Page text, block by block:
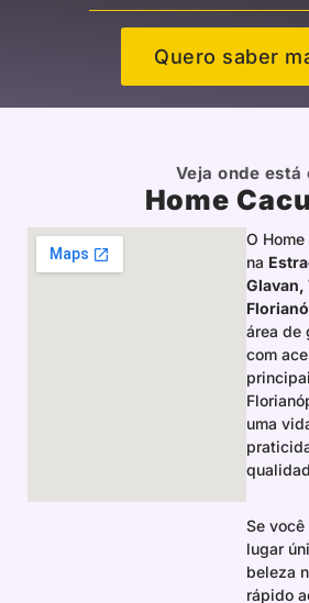
Quero saber
Veja onde está
Home
O
na
Glavan,
área de
com
uma
Se
lugar
beleza
rápido